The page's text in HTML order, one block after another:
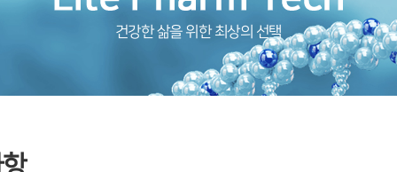
건강한 삶을 위한 최상의 선택